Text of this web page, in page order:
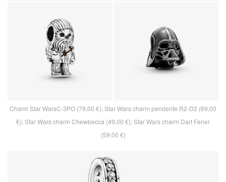
Charm Star WarsC-3PO (79,00 €); Star Wars charm pendente R2-D2 (69,00
€); Star Wars charm Chewbecca (49,00 €); Star Wars charm Dart Fener
(59,00 €)